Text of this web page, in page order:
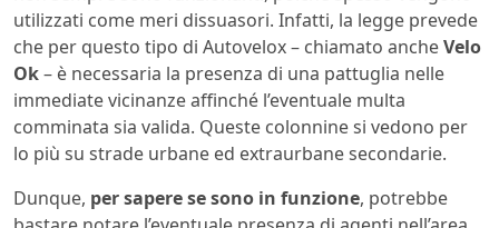
utilizzati come meri dissuasori. Infatti, la legge prevede
che per questo tipo di Autovelox – chiamato ancheVelo
Ok– è necessaria la presenza di una pattuglia nelle
immediate vicinanze affinché l’eventuale multa
comminata sia valida. Queste colonnine si vedono per
lo più su strade urbane ed extraurbane secondarie.
Dunque, per sapere se sono in funzione, potrebbe